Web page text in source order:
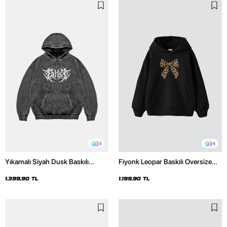
3
Yıkamalı Siyah Dusk Baskılı
1.399,90 TL
4
Fiyonk Leopar Baskılı Oversize
1.199,90 TL